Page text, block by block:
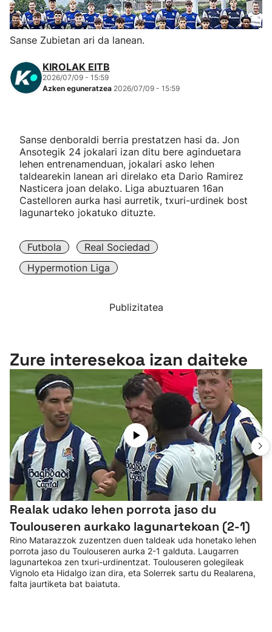
Herri-kirolak
Kirolak 360
Mendi-lasterketak
Kirol gehiago
"Helmuga"
Sanse Zubietan ari da lanean.
KIROLAK EITB
2026/07/09 - 15:59
Azken eguneratzea 2026/07/09 - 15:59
Sanse denboraldi berria prestatzen hasi da. Jon
Ansotegik 24 jokalari izan ditu bere aginduetara
lehen entrenamenduan, jokalari asko lehen
taldearekin lanean ari direlako eta Dario Ramirez
Nasticera joan delako. Liga abuztuaren 16an
Castelloren aurka hasi aurretik, txuri-urdinek bost
lagunarteko jokatuko dituzte.
Futbola
Real Sociedad
Hypermotion Liga
Publizitatea
Zure interesekoa izan daiteke
Realak udako lehen porrota jaso du
Toulouseren aurkako lagunartekoan (2-1)
Rino Matarazzok zuzentzen duen taldeak uda honetako lehen
porrota jaso du Toulouseren aurka 2-1 galduta. Laugarren
lagunartekoa zen txuri-urdinentzat. Toulouseren golegileak
Vignolo eta Hidalgo izan dira, eta Solerrek sartu du Realarena,
falta jaurtiketa bat baiatuta.